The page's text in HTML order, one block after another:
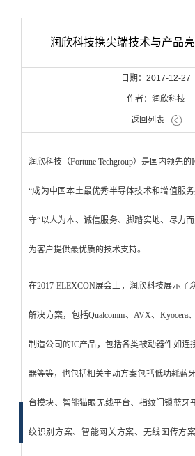
润欣科技携尖端技术与产品
日期：2017-12-27
作者：润欣科技
返回列表
润欣科技（Fortune Techgroup）是国内领先
“成为中国本土最优秀半导体技术和增值服
守“以人为本、诚信服务、脚踏实地、尽力
为客户提供最优质的技术支持。
在2017 ELEXCON展会上，润欣科技展示了
解决方案，包括Qualcomm、AVX、Kyocera
制造公司的IC产品，包括各类被动器件如连
器等等，也包括相关主动方案包括低功耗蓝
台模块、智能猫眼无线平台、指纹门锁蓝牙
纹识别方案、智能网关方案、无线图传方